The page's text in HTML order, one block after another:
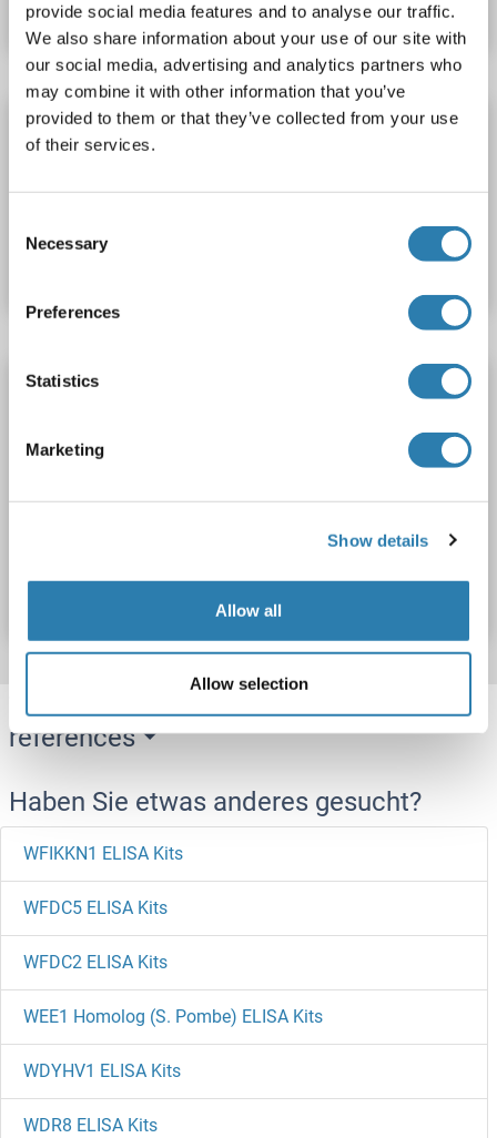
provide social media features and to analyse our traffic.
We also share information about your use of our site with
our social media, advertising and analytics partners who
may combine it with other information that you’ve
provided to them or that they’ve collected from your use
of their services.
Selection
Necessary
Preferences
Statistics
Marketing
Show details
Allow all
Allow selection
WFIKKN2 ELISA Kit
WFIKKN2 ELISA Kit
Sandwich ELISA
Target information, Synonyms, Latest
references
Haben Sie etwas anderes gesucht?
WFIKKN1 ELISA Kits
WFDC5 ELISA Kits
WFDC2 ELISA Kits
WEE1 Homolog (S. Pombe) ELISA Kits
WDYHV1 ELISA Kits
WDR8 ELISA Kits